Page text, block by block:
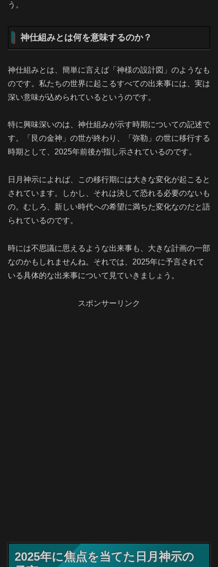
う。
神仕組みとは何を意味するのか？
神仕組みとは、簡単に言えば「神様の設計図」のようなも
のです。私たちの世界に起こるすべての出来事には、実は
深い意味が込められているというのです。
特に興味深いのは、神仕組みが示す時期についての記述で
す。「艮の金神」の世が終わり、「弥勒」の世に移行する
時期として、2025年前後が指し示されているのです。
日月神示によれば、この移行期には大きな変化が起こると
されています。しかし、それは決して恐れる必要のないも
の。むしろ、新しい時代への希望に満ちた変化なのだと語
られているのです。
時には不思議に思えるような出来事も、大きな計画の一部
なのかもしれませんね。それでは、2025年に予言されて
いる具体的な出来事について見ていきましょう。
スポンサーリンク
2025年に焦点を当てた日月神示の